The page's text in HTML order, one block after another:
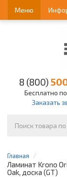
Меню
8 (800)
Бесплатно
Заказать
Главная
Ламинат Krono
Oak, доска (GT)